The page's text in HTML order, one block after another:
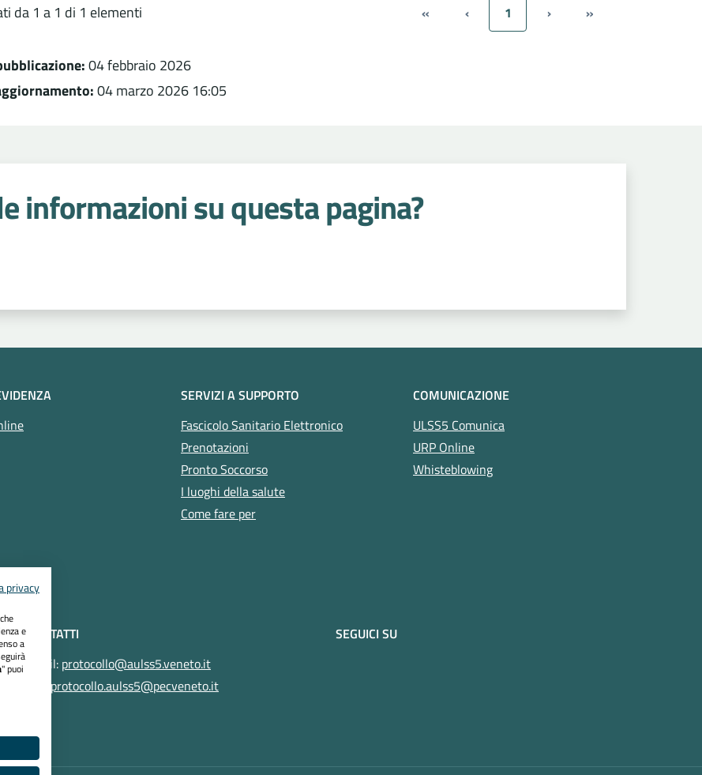
da 1 a 1 di 1 elementi « ‹ 1 › »
04 febbraio 2026
04 marzo 2026 16:05
informazioni su questa pagina?
SERVIZI A SUPPORTO
Fascicolo Sanitario Elettronico
Prenotazioni
Pronto Soccorso
I luoghi della salute
Come fare per
COMUNICAZIONE
ULSS5 Comunica
URP Online
Whisteblowing
CONTATTI
Email: protocollo@aulss5.veneto.it
protocollo.aulss5@pecveneto.it
SEGUICI SU
privacy
e
a
" puoi